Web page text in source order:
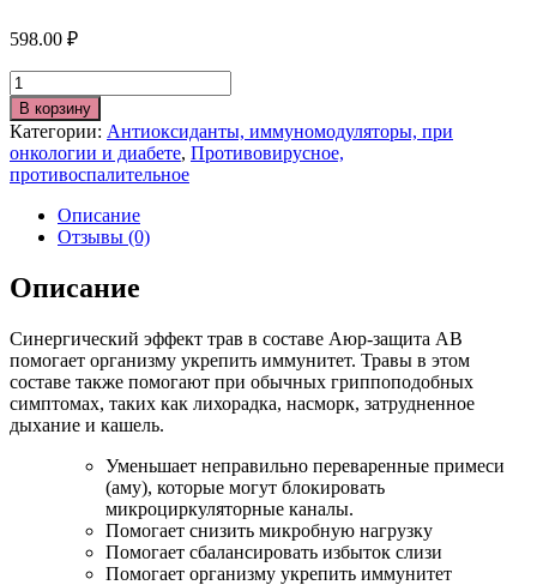
598.00 ₽
Количество
В корзину
Категории: Антиоксиданты, иммуномодуляторы, при
онкологии и диабете, Противовирусное,
противоспалительное
Описание
Отзывы (0)
Описание
Синергический эффект трав в составе Аюр-защита АВ
помогает организму укрепить иммунитет. Травы в этом
составе также помогают при обычных гриппоподобных
симптомах, таких как лихорадка, насморк, затрудненное
дыхание и кашель.
Уменьшает неправильно переваренные примеси
(аму), которые могут блокировать
микроциркуляторные каналы.
Помогает снизить микробную нагрузку
Помогает сбалансировать избыток слизи
Помогает организму укрепить иммунитет